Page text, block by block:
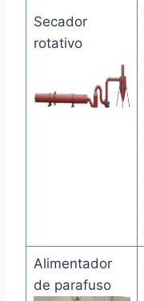
Secador
rotativo
Alimentador
de parafuso